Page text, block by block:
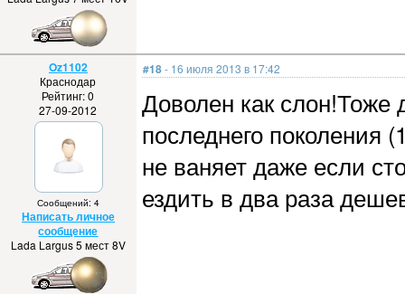
Oz1102
Краснодар
Рейтинг: 0
27-09-2012
Сообщений: 4
Написать личное
сообщение
Lada Largus 5 мест 8V
#18- 16 июля 2013 в 17:42
Доволен как слон!Тоже
последнего поколения
не ваняет даже если
ездить в два раза